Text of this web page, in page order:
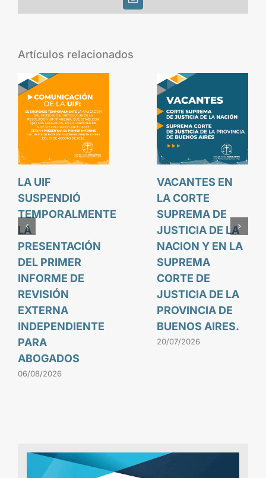
Correo
electrónico
Artículos relacionados
LA UIF
SUSPENDIÓ
TEMPORALMENTE
LA
PRESENTACIÓN
DEL PRIMER
INFORME DE
REVISIÓN
EXTERNA
INDEPENDIENTE
PARA
ABOGADOS
06/08/2026
VACANTES EN
LA CORTE
SUPREMA DE
JUSTICIA DE LA
NACION Y EN LA
SUPREMA
CORTE DE
JUSTICIA DE LA
PROVINCIA DE
BUENOS AIRES.
20/07/2026